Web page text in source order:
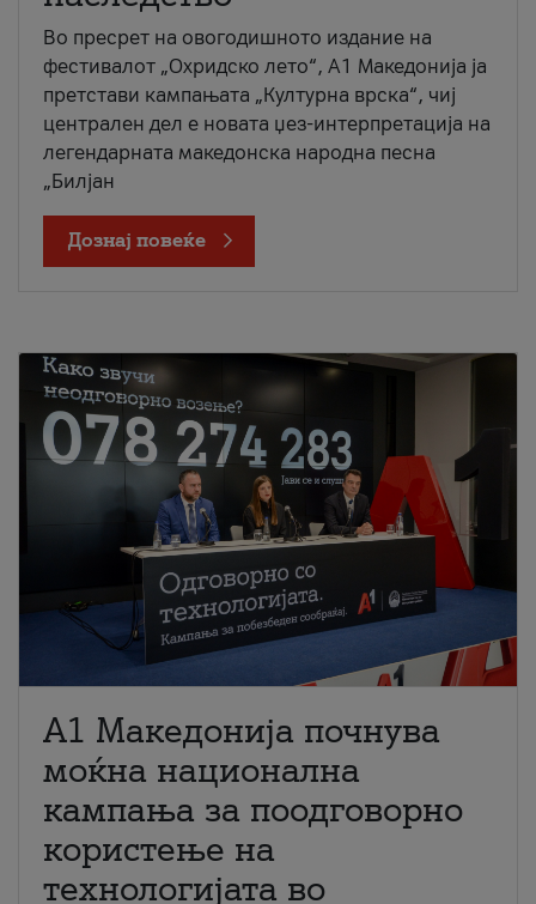
Во пресрет на овогодишното издание на
фестивалот „Охридско лето“, А1 Македонија ја
претстави кампањата „Културна врска“, чиј
централен дел е новата џез-интерпретација на
легендарната македонска народна песна
„Билјан
Дознај повеќе
A1 Македонија почнува
моќна национална
кампања за поодговорно
користење на
технологијата во